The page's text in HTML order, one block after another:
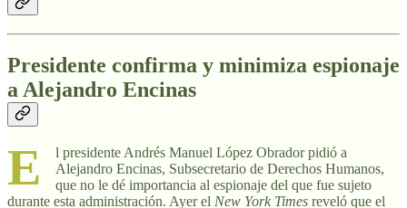
Presidente confirma y minimiza espionaje
a Alejandro Encinas
E
l presidente Andrés Manuel López Obrador pidió a
Alejandro Encinas, Subsecretario de Derechos Humanos,
que no le dé importancia al espionaje del que fue sujeto
durante esta administración. Ayer el New York Times reveló que el